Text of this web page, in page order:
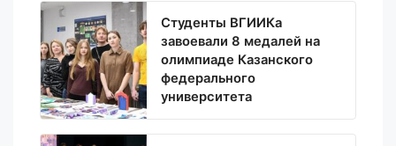
Студенты ВГИИКа
завоевали 8 медалей на
олимпиаде Казанского
федерального
университета